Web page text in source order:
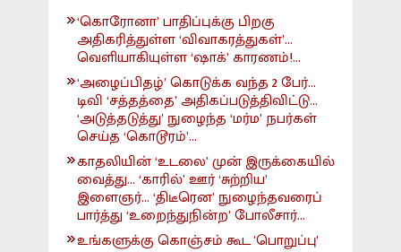
‘கொரோனா’ பாதிப்புக்கு பிறகு
அதிகரித்துள்ள ‘விவாகரத்துகள்’...
வெளியாகியுள்ள ‘ஷாக்’ காரணம்!...
‘அழைப்பிதழ்’ கொடுக்க வந்த 2 பேர்...
டிவி ‘சத்தத்தை’ அதிகப்படுத்திவிட்டு...
‘அடுத்தடுத்து’ நுழைந்த ‘மர்ம’ நபர்கள்
செய்த ‘கொடூரம்’...
காதலியின் ‘உடலை’ முன் இருக்கையில்
வைத்து... ‘காரில்’ ஊர் ‘சுற்றிய’
இளைஞர்... ‘திடீரென’ நுழைந்தவரைப்
பார்த்து ‘உறைந்துநின்ற’ போலீசார்...
உங்களுக்கு கொஞ்சம் கூட 'பொறுப்பு'